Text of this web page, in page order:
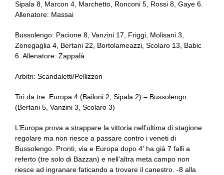
Sipala 8, Marcon 4, Marchetto, Ronconi 5, Rossi 8, Gaye 6.
Allenatore: Massai
Bussolengo: Pacione 8, Vanzini 17, Friggi, Molisani 3,
Zenegaglia 4, Bertani 22, Bortolameazzi, Scolaro 13, Babic
6. Allenatore: Zappalà
Arbitri: Scandaletti/Pellizzon
Tiri da tre: Europa 4 (Bailoni 2, Sipala 2) – Bussolengo
(Bertani 5, Vanzini 3, Scolaro 3)
L’Europa prova a strappare la vittoria nell’ultima di stagione
regolare ma non riesce a passare contro i veneti di
Bussolengo. Pronti, via e Europa dopo 4′ ha già 7 falli a
referto (tre solo di Bazzan) e nell’altra meta campo non
riesce ad ingranare faticando a trovare il canestro. -8 alla